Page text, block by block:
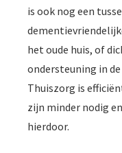
is ook nog een
het oude huis, of
ondersteuning in
Thuiszorg is
zijn minder nodig
hierdoor.